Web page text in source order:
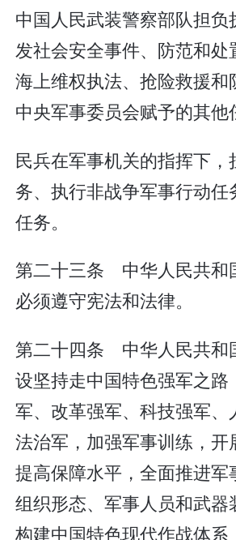
中国人民武装警察部队担负
发社会安全事件、防范和处
海上维权执法、抢险救援和
中央军事委员会赋予的其他
民兵在军事机关的指挥下，
务、执行非战争军事行动任
任务。
第二十三条 中华人民共和
必须遵守宪法和法律。
第二十四条 中华人民共和
设坚持走中国特色强军之路
军、改革强军、科技强军、
法治军，加强军事训练，开
提高保障水平，全面推进军
组织形态、军事人员和武器
构建中国特色现代作战体系